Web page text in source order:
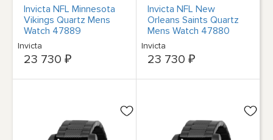
Invicta NFL Minnesota
Vikings Quartz Mens
Watch 47889
Invicta
23 730 ₽
Invicta NFL New
Orleans Saints Quartz
Mens Watch 47880
Invicta
23 730 ₽